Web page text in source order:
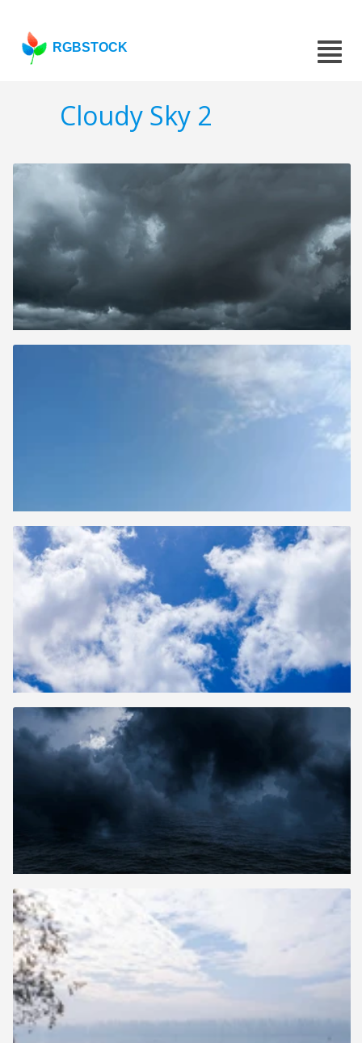
RGBSTOCK
Cloudy Sky 2